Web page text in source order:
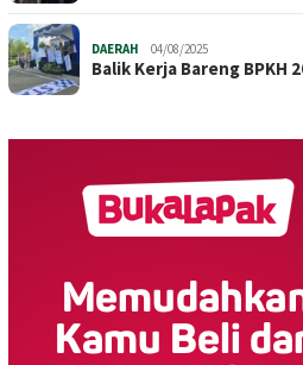
DAERAH 04/08/2025
Balik Kerja Bareng BPKH